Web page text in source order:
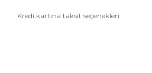
Kredi kartına taksit seçenekleri